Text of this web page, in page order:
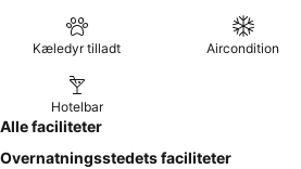
Kæledyr tilladt Aircondition
Hotelbar
Alle faciliteter
Overnatningsstedets faciliteter